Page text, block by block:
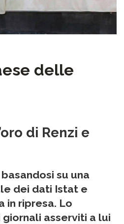
delle
di Renzi e
su una
dei dati Istat e
in ripresa. Lo
asserviti a lui